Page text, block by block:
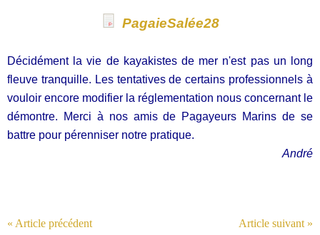
PagaieSalée28
Décidément la vie de kayakistes de mer n'est pas un long
fleuve tranquille. Les tentatives de certains professionnels à
vouloir encore modifier la réglementation nous concernant le
démontre. Merci à nos amis de Pagayeurs Marins de se
battre pour pérenniser notre pratique.
André
« Article précédent
Article suivant »